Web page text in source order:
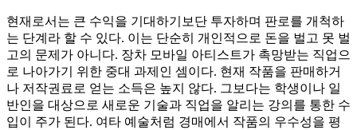
현재로서는 큰 수익을 기대하기보단 투자하며 판로를 개척하
는 단계라 할 수 있다. 이는 단순히 개인적으로 돈을 벌고 못 벌
고의 문제가 아니다. 장차 모바일 아티스트가 촉망받는 직업으
로 나아가기 위한 중대 과제인 셈이다. 현재 작품을 판매하거
나 저작권료로 얻는 소득은 높지 않다. 그보다는 학생이나 일
반인을 대상으로 새로운 기술과 직업을 알리는 강의를 통한 수
입이 주가 된다. 여타 예술처럼 경매에서 작품의 우수성을 평